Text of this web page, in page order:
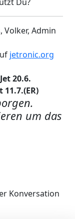
Volker, Admin
jetronic.org
20.6.
11.7.(ER)
um das
Konversation